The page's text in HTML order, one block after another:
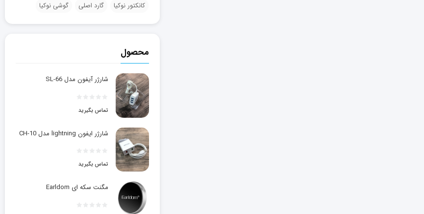
کانکتور نوکیا
گارد اصلی گوشی نوکیا
محصول
شارژر آیفون مدل SL-66
تماس بگیرید
شارژر ایفون lightning مدل CH-10
تماس بگیرید
مگنت سکه ای Earldom